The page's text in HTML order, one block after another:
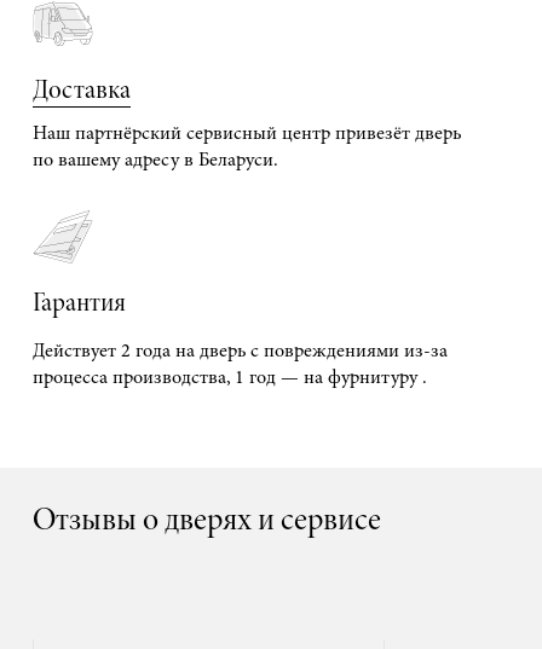
Доставка
Наш партнёрский сервисный центр привезёт дверь
по вашему адресу в Беларуси.
Гарантия
Действует 2 года на дверь с повреждениями из-за
процесса производства, 1 год — на фурнитуру .
Отзывы о дверях и сервисе